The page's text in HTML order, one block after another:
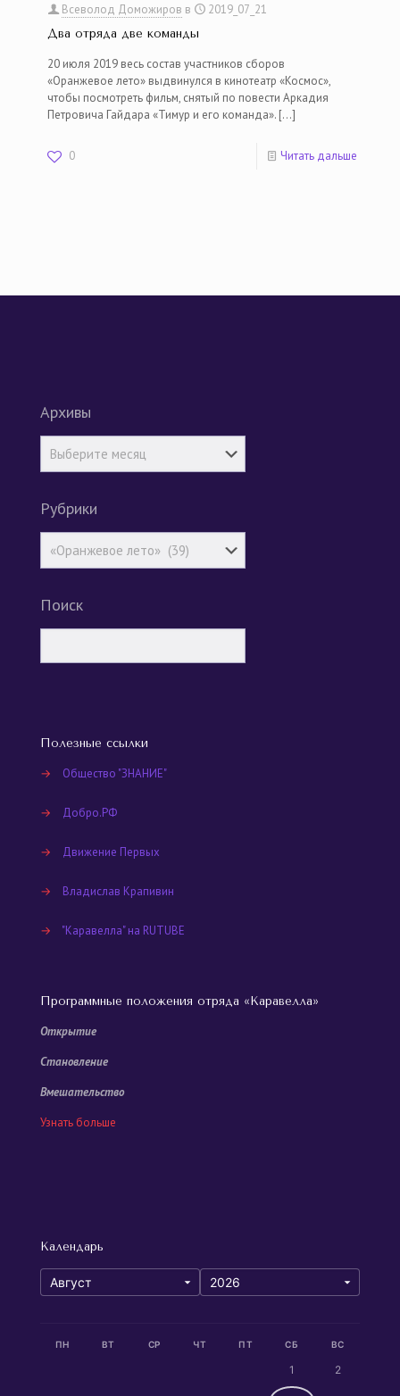
Всеволод Доможиров в 2019_07_21
Два отряда две команды
20 июля 2019 весь состав участников сборов
«Оранжевое лето» выдвинулся в кинотеатр «Космос»,
чтобы посмотреть фильм, снятый по повести Аркадия
Петровича Гайдара «Тимур и его команда». […]
0 Читать дальше
Архивы
Рубрики
Поиск
Полезные ссылки
→ Общество "ЗНАНИЕ"
→ Добро.РФ
→ Движение Первых
→ Владислав Крапивин
→ "Каравелла" на RUTUBE
Программные положения отряда «Каравелла»
Открытие
Становление
Вмешательство
Узнать больше
Календарь
ПН ВТ СР ЧТ ПТ СБ ВС
1 2